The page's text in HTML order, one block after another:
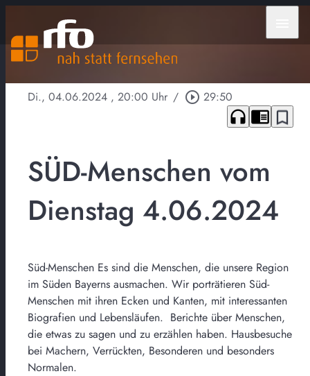
Di., 04.06.2024 , 20:00 Uhr / play_circle_outline 29:50
headphones chrome_reader_mode bookmark_border
SÜD-Menschen vom
Dienstag 4.06.2024
Süd-Menschen Es sind die Menschen, die unsere Region
im Süden Bayerns ausmachen. Wir porträtieren Süd-
Menschen mit ihren Ecken und Kanten, mit interessanten
Biografien und Lebensläufen. Berichte über Menschen,
die etwas zu sagen und zu erzählen haben. Hausbesuche
bei Machern, Verrückten, Besonderen und besonders
Normalen.